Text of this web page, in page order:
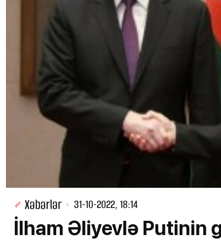
Xəbərlər 31-10-2022, 18:14
İlham Əliyevlə Putinin